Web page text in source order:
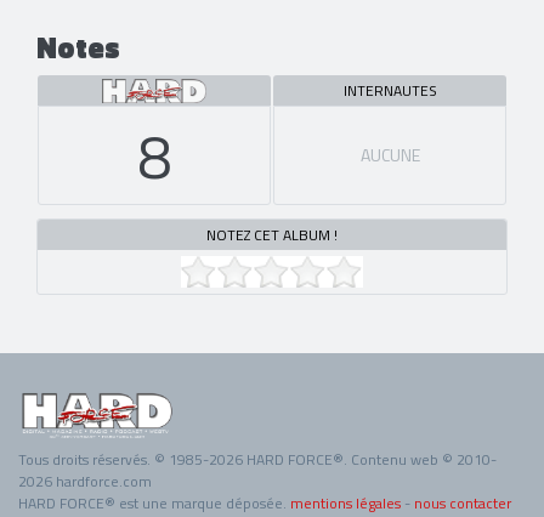
Notes
8
INTERNAUTES
AUCUNE
NOTEZ CET ALBUM !
Tous droits réservés. © 1985-2026 HARD FORCE®. Contenu web © 2010-
2026 hardforce.com
HARD FORCE® est une marque déposée. mentions légales - nous contacter